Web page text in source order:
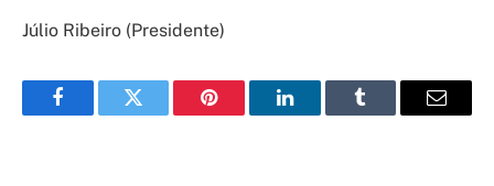
Júlio Ribeiro (Presidente)
FacebookTwitter Pinterest LinkedInTumblr
E-